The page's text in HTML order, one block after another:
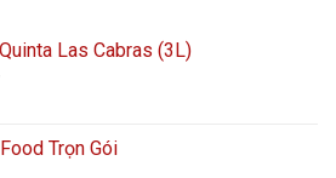
Las Cabras (3L)
Trọn Gói